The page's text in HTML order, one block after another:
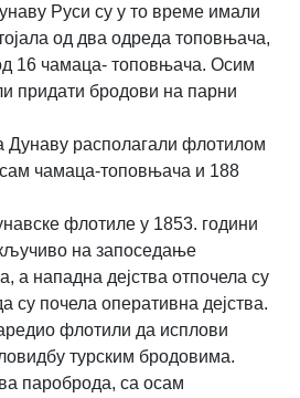
Руси су у то време имали
од два одреда топовњача,
16 чамаца- топовњача. Осим
придати бродови на парни
Дунаву располагали флотилом
чамаца-топовњача и 188
флотиле у 1853. години
на запоседање
а нападна дејства отпочела су
су почела оперативна дејства.
флотили да исплови
турским бродовима.
пароброда, са осам